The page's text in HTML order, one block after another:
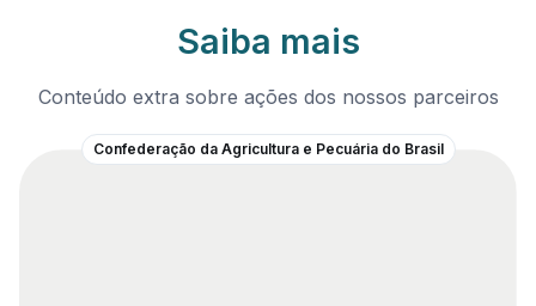
Saiba mais
Conteúdo extra sobre ações dos nossos parceiros
Confederação da Agricultura e Pecuária do Brasil